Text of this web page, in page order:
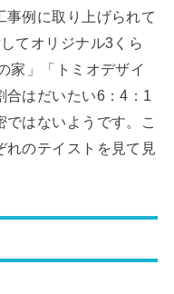
事例に取り上げられて
てオリジナル3くら
家」「トミオデザイ
合はだいたい6：4：1
はないようです。こ
れのテイストを見て見